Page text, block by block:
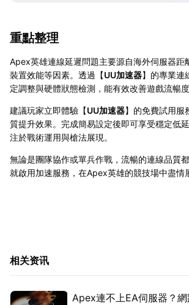
重點整理
Apex英雄連線延遲問題主要源自海外伺服器距
裝置效能等因素。透過【UU加速器】的專業連
定調整與硬體狀態檢測，能有效改善遊戲流暢度
建議玩家立即體驗【UU加速器】的免費試用服
質提升效果。完成簡易設定後即可享受穩定低
注於戰術運用與槍法展現。
無論是團隊協作或單兵作戰，流暢的連線品質
就啟用加速服務，在Apex英雄的競技場中盡情
相关资讯
Apex連不上EA伺服器？